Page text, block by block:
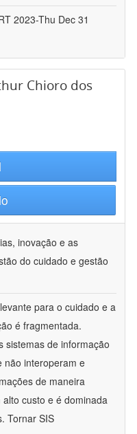
2023-Thu Dec 31
Chioro dos
inovação e as
do cuidado e gestão
para o cuidado e a
é fragmentada.
sistemas de informação
não interoperam e
de maneira
custo e é dominada
Tornar SIS